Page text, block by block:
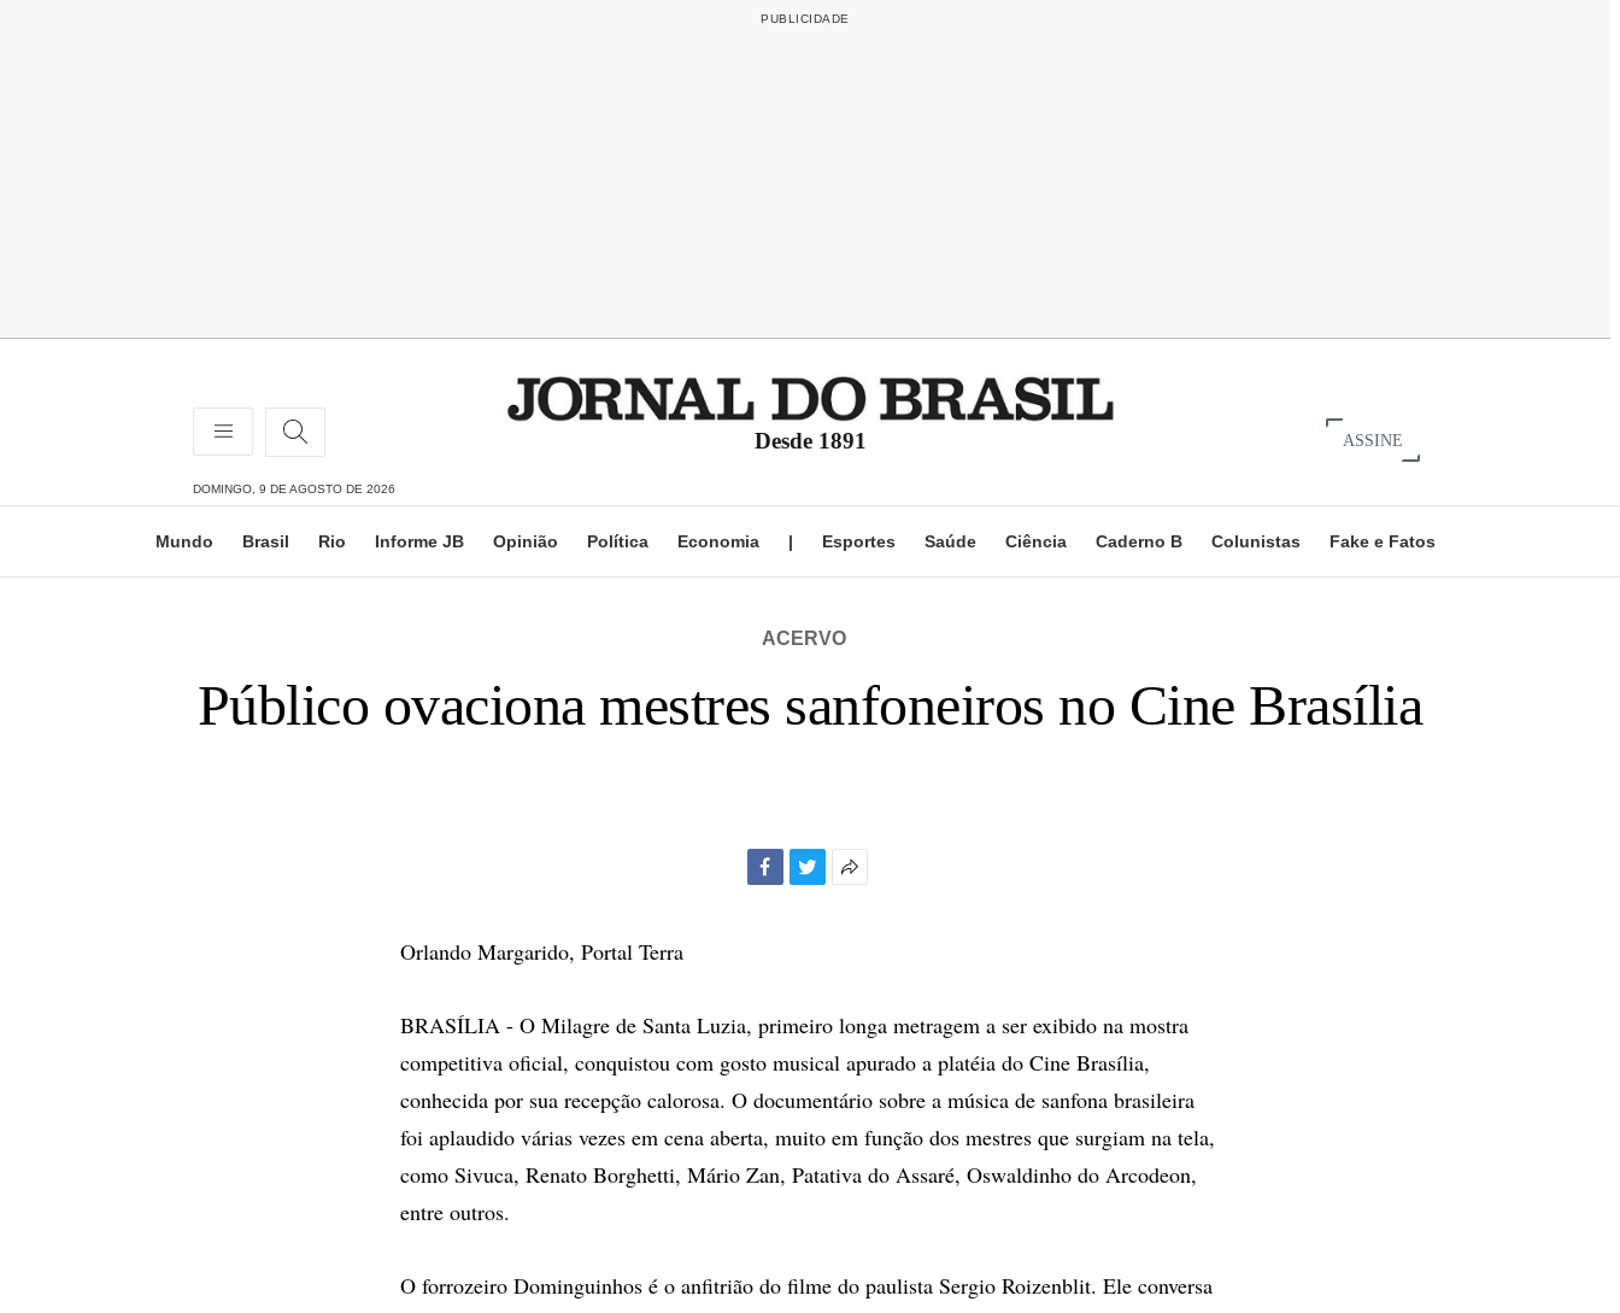
Desde 1891 ASSINE
DOMINGO, 9 DE AGOSTO DE 2026
Mundo Brasil Rio Informe JB Opinião Política Economia | Esportes Saúde Ciência Caderno B Colunistas Fake e Fatos
ACERVO
Público ovaciona mestres sanfoneiros no Cine Brasília
Orlando Margarido, Portal Terra
BRASÍLIA - O Milagre de Santa Luzia, primeiro longa metragem a ser exibido na mostra
competitiva oficial, conquistou com gosto musical apurado a platéia do Cine Brasília,
conhecida por sua recepção calorosa. O documentário sobre a música de sanfona brasileira
foi aplaudido várias vezes em cena aberta, muito em função dos mestres que surgiam na tela,
como Sivuca, Renato Borghetti, Mário Zan, Patativa do Assaré, Oswaldinho do Arcodeon,
entre outros.
O forrozeiro Dominguinhos é o anfitrião do filme do paulista Sergio Roizenblit. Ele conversa